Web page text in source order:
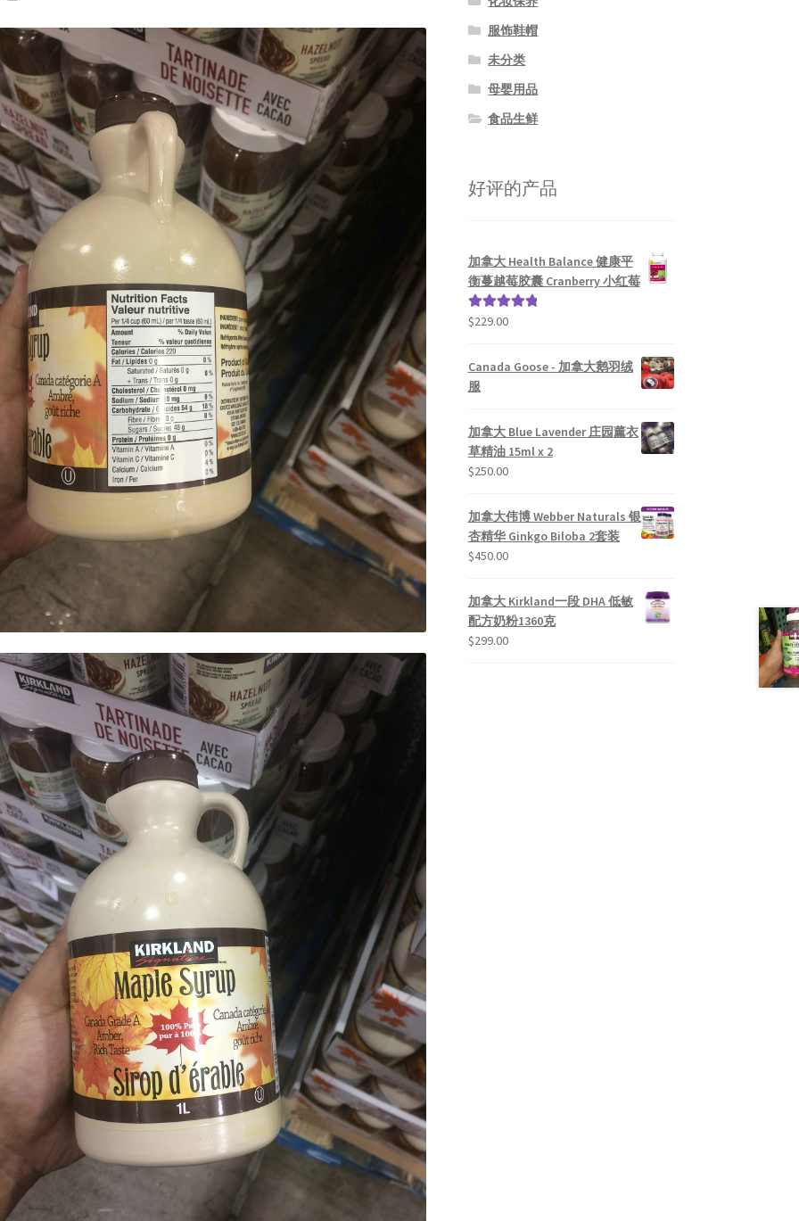
服饰鞋帽
未分类
母婴用品
食品生鲜
好评的产品
加拿大 Health Balance 健康平
衡蔓越莓胶囊 Cranberry 小红莓
评分5.00
$229.00
Canada Goose - 加拿大鹅羽绒
服
加拿大 Blue Lavender 庄园薰衣
草精油 15ml x 2
$250.00
加拿大伟博 Webber Naturals 银
杏精华 Ginkgo Biloba 2套装
$450.00
加拿大 Kirkland一段 DHA 低敏
配方奶粉1360克
$299.00